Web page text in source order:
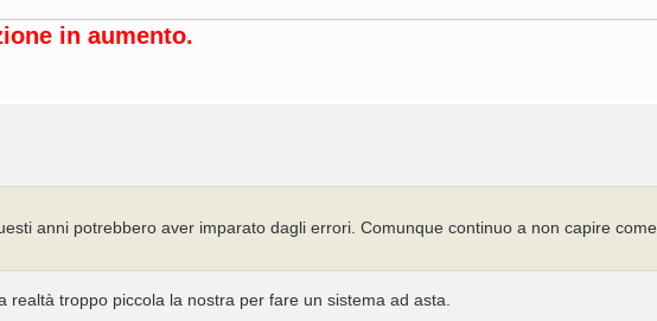
in aumento.
anni potrebbero aver imparato dagli errori. Comunque continuo a non capire come
troppo piccola la nostra per fare un sistema ad asta.